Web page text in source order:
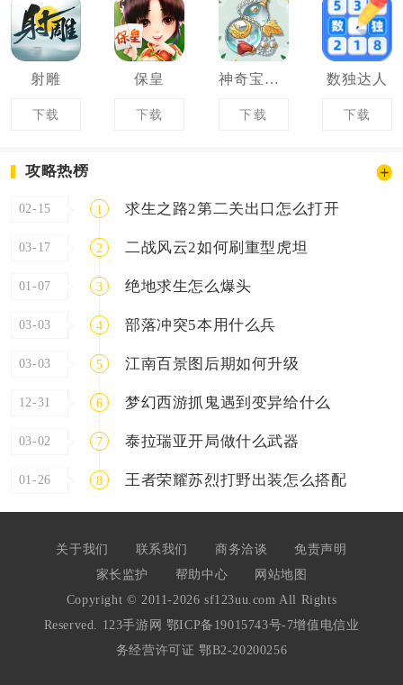
射雕
下载
保皇
下载
神奇宝葫芦
下载
数独达人
下载
攻略热榜
02-15 1 求生之路2第二关出口怎么打开
03-17 2 二战风云2如何刷重型虎坦
01-07 3 绝地求生怎么爆头
03-03 4 部落冲突5本用什么兵
03-03 5 江南百景图后期如何升级
12-31 6 梦幻西游抓鬼遇到变异给什么
03-02 7 泰拉瑞亚开局做什么武器
01-26 8 王者荣耀苏烈打野出装怎么搭配
关于我们 联系我们 商务洽谈
免责声明
家长监护
帮助中心
网站地图
Copyright © 2011-2026 sf123uu.com All Rights
Reserved. 123手游网 鄂ICP备19015743号-7增值电信业
务经营许可证 鄂B2-20200256